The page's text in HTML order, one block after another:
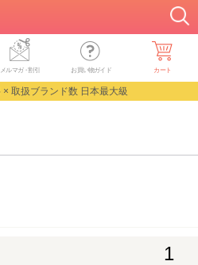
メルマガ・割引 お買い物ガイド カート
取扱ブランド数 日本最大級
1